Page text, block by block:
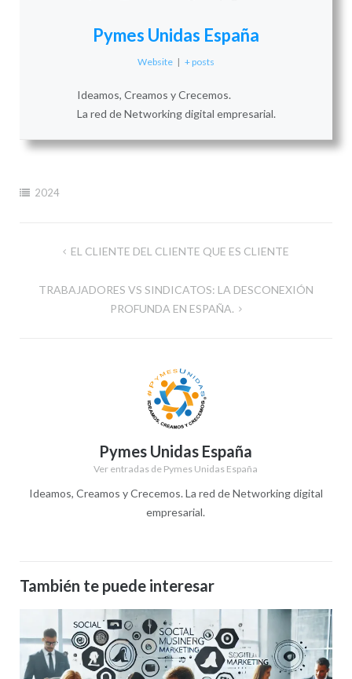
Pymes Unidas España
Website | + posts
Ideamos, Creamos y Crecemos.
La red de Networking digital empresarial.
2024
Navegación
entradas
EL CLIENTE DEL CLIENTE QUE ES CLIENTE
TRABAJADORES VS SINDICATOS: LA DESCONEXIÓN
PROFUNDA EN ESPAÑA.
Pymes Unidas España
Ver entradas de Pymes Unidas España
Ideamos, Creamos y Crecemos. La red de Networking digital
empresarial.
También te puede interesar